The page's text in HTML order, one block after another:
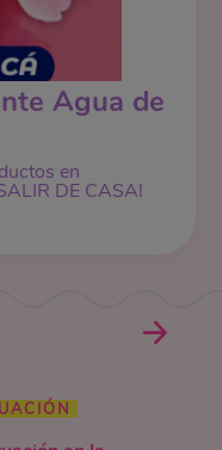
Agua de
en
DE CASA!